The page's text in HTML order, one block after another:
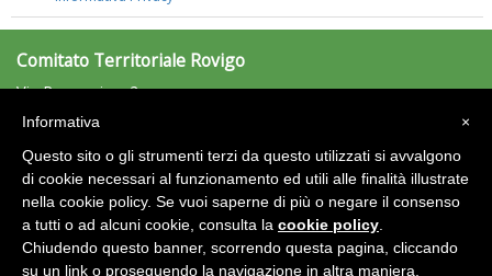
Tiziano Pesce nel Cda di Fondazione Terzjus: prima riunione a
Comitato Territoriale Rovigo
Via Ramazzina, 2
45100 Rovigo (RO)
e-mail:rovigo@uisp.it
Area Riservata 2.0
×
Informativa
Questo sito o gli strumenti terzi da questo utilizzati si avvalgono
di cookie necessari al funzionamento ed utili alle finalità illustrate
nella cookie policy. Se vuoi saperne di più o negare il consenso
a tutti o ad alcuni cookie, consulta la cookie policy
Chiudendo questo banner, scorrendo questa pagina, cliccando
su un link o proseguendo la navigazione in altra maniera,